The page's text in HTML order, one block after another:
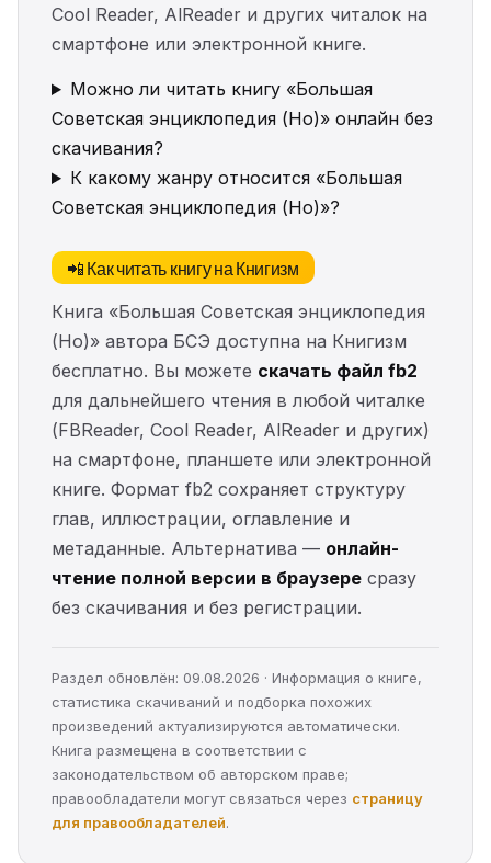
Cool Reader, AlReader и других читалок на
смартфоне или электронной книге.
Можно ли читать книгу «Большая
Советская энциклопедия (Но)» онлайн без
скачивания?
К какому жанру относится «Большая
Советская энциклопедия (Но)»?
📲 Как читать книгу на Книгизм
Книга «Большая Советская энциклопедия
(Но)» автора БСЭ доступна на Книгизм
бесплатно. Вы можете скачать файл fb2
для дальнейшего чтения в любой читалке
(FBReader, Cool Reader, AlReader и других)
на смартфоне, планшете или электронной
книге. Формат fb2 сохраняет структуру
глав, иллюстрации, оглавление и
метаданные. Альтернатива — онлайн-
чтение полной версии в браузере сразу
без скачивания и без регистрации.
Раздел обновлён: 09.08.2026 · Информация о книге,
статистика скачиваний и подборка похожих
произведений актуализируются автоматически.
Книга размещена в соответствии с
законодательством об авторском праве;
правообладатели могут связаться через страницу
для правообладателей.